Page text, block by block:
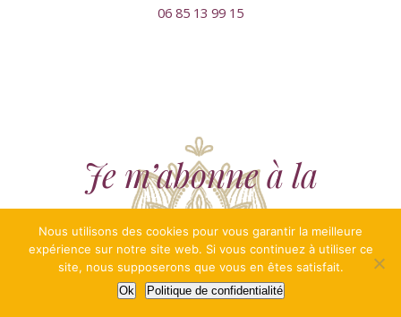
06 85 13 99 15
Je m’abonne à la
newsletter
Nous utilisons des cookies pour vous garantir la meilleure
expérience sur notre site web. Si vous continuez à utiliser ce
site, nous supposerons que vous en êtes satisfait.
Ok Politique de confidentialité